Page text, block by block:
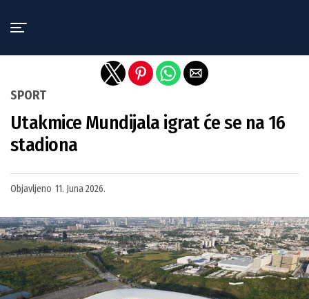
SPORT
Utakmice Mundijala igrat će se na 16
stadiona
Objavljeno 11. Juna 2026.